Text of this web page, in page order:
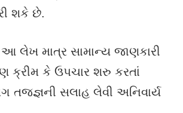
શકે છે.
આ લેખ માત્ર સામાન્ય જાણકારી
ક્રીમ કે ઉપચાર શરુ કરતાં
તજજ્ઞની સલાહ લેવી અનિવાર્ય